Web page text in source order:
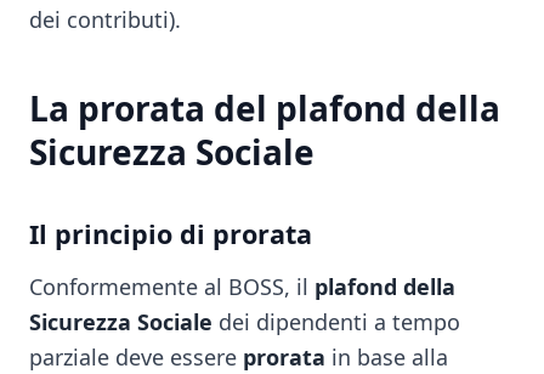
dei contributi).
La prorata del plafond della
Sicurezza Sociale
Il principio di prorata
Conformemente al BOSS, il plafond della
Sicurezza Sociale dei dipendenti a tempo
parziale deve essere prorata in base alla